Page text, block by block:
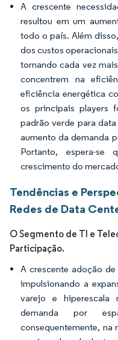
A crescente
resultou em um
todo o país. Além
dos custos
tornando cada vez
concentrem na
eficiência energética
os principais players
padrão verde para
aumento da demanda
Portanto, espera-se
crescimento do
Tendências e
Redes de Data
O Segmento de TI e
Participação.
A crescente adoção
impulsionando a
varejo e hiperescala
demanda por
consequentemente, na